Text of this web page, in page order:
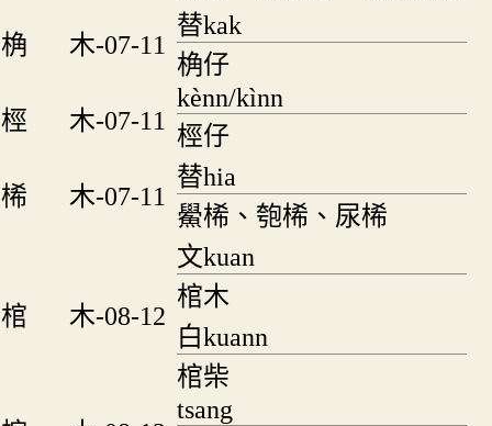
桷 木-07-11
替kak
桷仔
桱
木-07-11
kènn/kìnn
桱仔
桸 木-07-11
替hia
鱟桸、匏桸、尿桸
棺 木-08-12
文kuan
棺木
白kuann
棺柴
tsang